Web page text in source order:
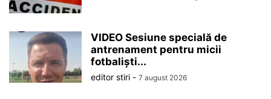
VIDEO Sesiune specială de
antrenament pentru micii
fotbaliști...
editor stiri - 7 august 2026